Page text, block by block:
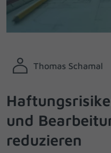
Thomas Schamal
und
reduzieren